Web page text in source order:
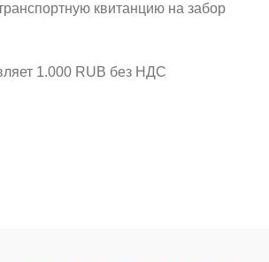
квитанцию на забор
1.000 RUB без НДС